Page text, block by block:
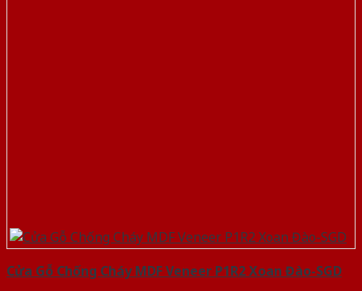
Cửa Gỗ Chống Cháy MDF Veneer P1R2 Xoan Đào-SGD